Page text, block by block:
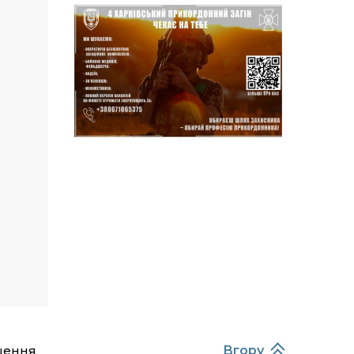
14:37
21 лип
Захищав кордон до
останнього подиху:
пам’яті полеглого
прикордонника
Олександра Кичаня
(ВІДЕО)
11:28
Від штанги до «крил»: як
спорт і характер
Вгору